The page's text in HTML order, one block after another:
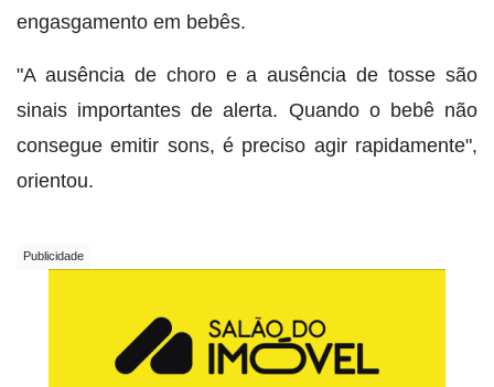
engasgamento em bebês.
"A ausência de choro e a ausência de tosse são
sinais importantes de alerta. Quando o bebê não
consegue emitir sons, é preciso agir rapidamente",
orientou.